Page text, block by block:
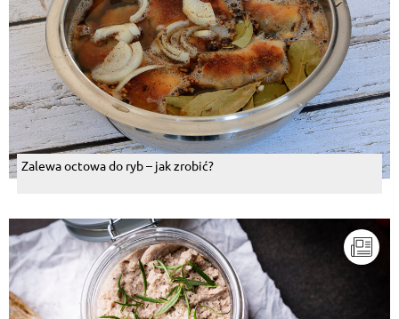
Zalewa octowa do ryb – jak zrobić?